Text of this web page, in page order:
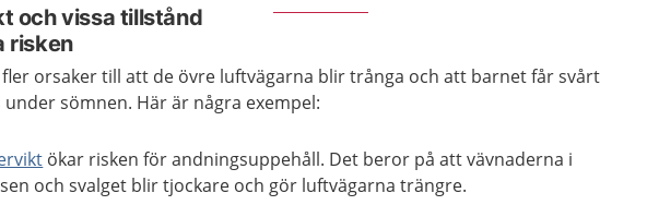
och vissa tillstånd
risken
orsaker till att de övre luftvägarna blir trånga och att barnet får svårt
sömnen. Här är några exempel:
ökar risken för andningsuppehåll. Det beror på att vävnaderna i
och svalget blir tjockare och gör luftvägarna trängre.